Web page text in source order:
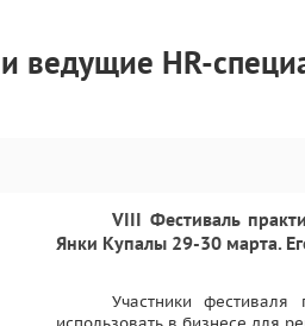
ведущие HR-
VIII Фестиваль
Янки Купалы 29-30 марта.
Участники